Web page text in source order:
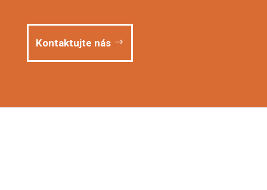
Kontaktujte nás